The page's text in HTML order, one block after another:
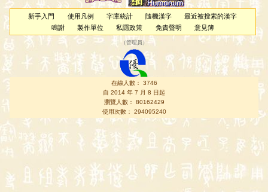
新手入門 使用凡例 字庫統計 隨機漢字
最近被搜索的漢字
鳴謝
製作單位 私隱政策 免責聲明 意見簿
（管理員 ）
在線人數： 3746
自 2014 年 7 月 8 日起
瀏覽人數： 80162429
使用次數： 294095240